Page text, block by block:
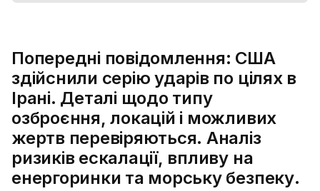
Попередні повідомлення: США
здійснили серію ударів по цілях в
Ірані. Деталі щодо типу
озброєння, локацій і можливих
жертв перевіряються. Аналіз
ризиків ескалації, впливу на
енергоринки та морську безпеку.